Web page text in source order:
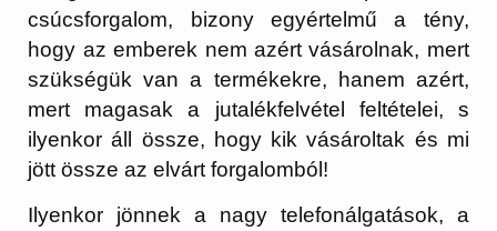
csúcsforgalom, bizony egyértelmű a tény,
hogy az emberek nem azért vásárolnak, mert
szükségük van a termékekre, hanem azért,
mert magasak a jutalékfelvétel feltételei, s
ilyenkor áll össze, hogy kik vásároltak és mi
jött össze az elvárt forgalomból!
Ilyenkor jönnek a nagy telefonálgatások, a